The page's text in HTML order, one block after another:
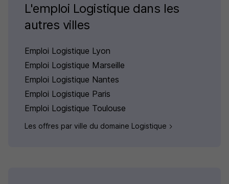
L'emploi Logistique dans les
autres villes
Emploi Logistique Lyon
Emploi Logistique Marseille
Emploi Logistique Nantes
Emploi Logistique Paris
Emploi Logistique Toulouse
Les offres par ville du domaine Logistique